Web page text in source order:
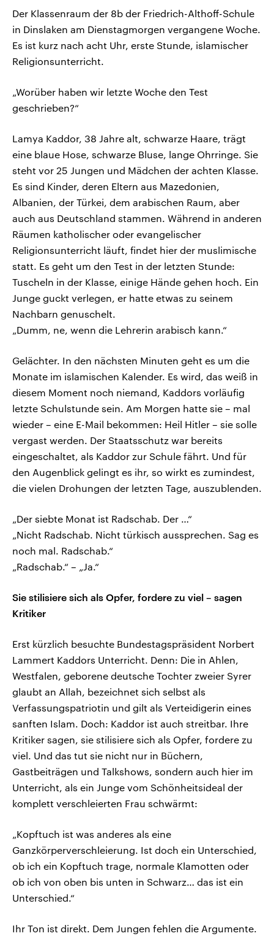
Der Klassenraum der 8b der Friedrich-Althoff-Schule
in Dinslaken am Dienstagmorgen vergangene Woche.
Es ist kurz nach acht Uhr, erste Stunde, islamischer
Religionsunterricht.
„Worüber haben wir letzte Woche den Test
geschrieben?“
Lamya Kaddor, 38 Jahre alt, schwarze Haare, trägt
eine blaue Hose, schwarze Bluse, lange Ohrringe. Sie
steht vor 25 Jungen und Mädchen der achten Klasse.
Es sind Kinder, deren Eltern aus Mazedonien,
Albanien, der Türkei, dem arabischen Raum, aber
auch aus Deutschland stammen. Während in anderen
Räumen katholischer oder evangelischer
Religionsunterricht läuft, findet hier der muslimische
statt. Es geht um den Test in der letzten Stunde:
Tuscheln in der Klasse, einige Hände gehen hoch. Ein
Junge guckt verlegen, er hatte etwas zu seinem
Nachbarn genuschelt.
„Dumm, ne, wenn die Lehrerin arabisch kann.“
Gelächter. In den nächsten Minuten geht es um die
Monate im islamischen Kalender. Es wird, das weiß in
diesem Moment noch niemand, Kaddors vorläufig
letzte Schulstunde sein. Am Morgen hatte sie – mal
wieder – eine E-Mail bekommen: Heil Hitler – sie solle
vergast werden. Der Staatsschutz war bereits
eingeschaltet, als Kaddor zur Schule fährt. Und für
den Augenblick gelingt es ihr, so wirkt es zumindest,
die vielen Drohungen der letzten Tage, auszublenden.
„Der siebte Monat ist Radschab. Der …“
„Nicht Radschab. Nicht türkisch aussprechen. Sag es
noch mal. Radschab.“
„Radschab.“ – „Ja.“
Sie stilisiere sich als Opfer, fordere zu viel – sagen
Kritiker
Erst kürzlich besuchte Bundestagspräsident Norbert
Lammert Kaddors Unterricht. Denn: Die in Ahlen,
Westfalen, geborene deutsche Tochter zweier Syrer
glaubt an Allah, bezeichnet sich selbst als
Verfassungspatriotin und gilt als Verteidigerin eines
sanften Islam. Doch: Kaddor ist auch streitbar. Ihre
Kritiker sagen, sie stilisiere sich als Opfer, fordere zu
viel. Und das tut sie nicht nur in Büchern,
Gastbeiträgen und Talkshows, sondern auch hier im
Unterricht, als ein Junge vom Schönheitsideal der
komplett verschleierten Frau schwärmt:
„Kopftuch ist was anderes als eine
Ganzkörperverschleierung. Ist doch ein Unterschied,
ob ich ein Kopftuch trage, normale Klamotten oder
ob ich von oben bis unten in Schwarz… das ist ein
Unterschied.“
Ihr Ton ist direkt. Dem Jungen fehlen die Argumente.